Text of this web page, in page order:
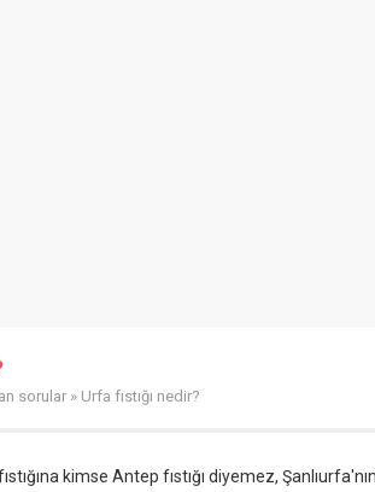
sorular » Urfa fıstığı nedir?
kimse Antep fıstığı diyemez,